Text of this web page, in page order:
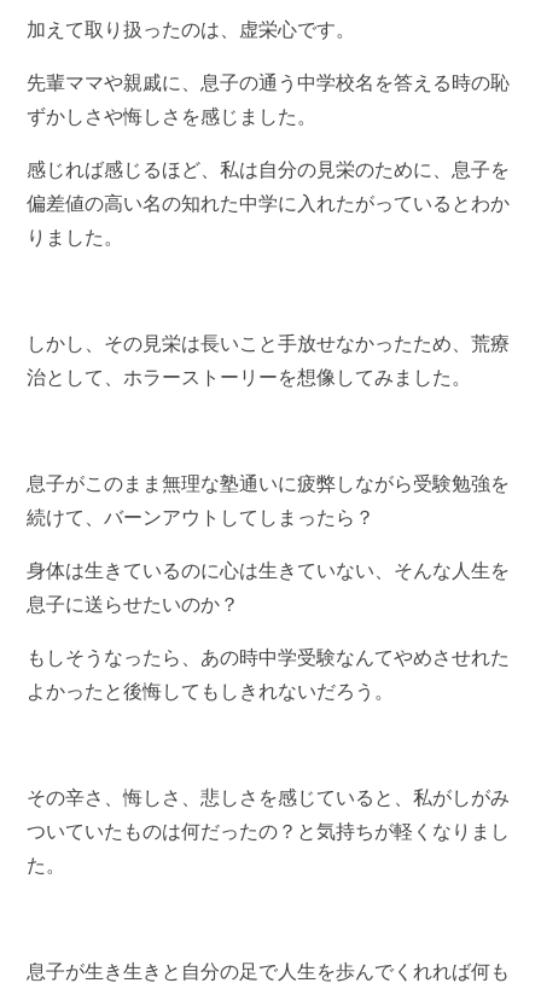
加えて取り扱ったのは、虚栄心です。
先輩ママや親戚に、息子の通う中学校名を答える時の恥
ずかしさや悔しさを感じました。
感じれば感じるほど、私は自分の見栄のために、息子を
偏差値の高い名の知れた中学に入れたがっているとわか
りました。
しかし、その見栄は長いこと手放せなかったため、荒療
治として、ホラーストーリーを想像してみました。
息子がこのまま無理な塾通いに疲弊しながら受験勉強を
続けて、バーンアウトしてしまったら？
身体は生きているのに心は生きていない、そんな人生を
息子に送らせたいのか？
もしそうなったら、あの時中学受験なんてやめさせれた
よかったと後悔してもしきれないだろう。
その辛さ、悔しさ、悲しさを感じていると、私がしがみ
ついていたものは何だったの？と気持ちが軽くなりまし
た。
息子が生き生きと自分の足で人生を歩んでくれれば何も